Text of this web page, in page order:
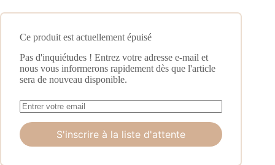
Ce produit est actuellement épuisé
Pas d'inquiétudes ! Entrez votre adresse e-mail et
nous vous informerons rapidement dès que l'article
sera de nouveau disponible.
S'inscrire à la liste d'attente